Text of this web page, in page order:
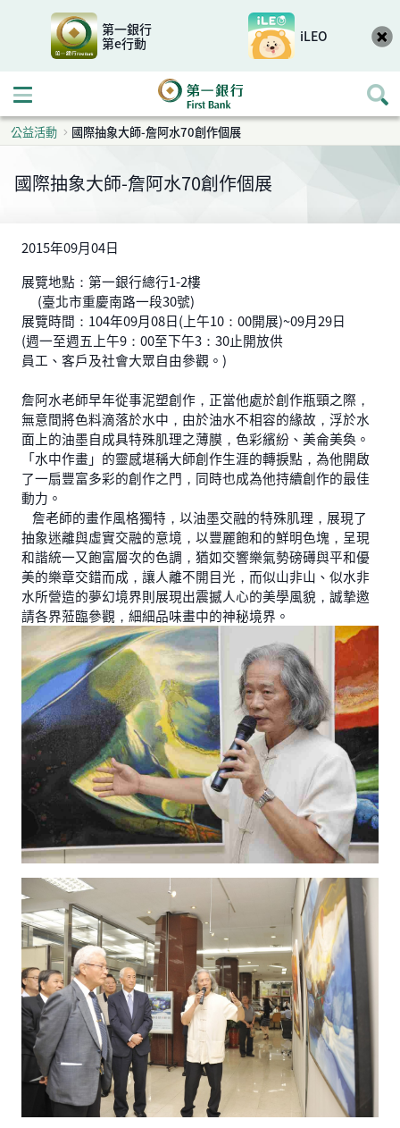
第一銀行
第e行動
iLEO
開啟行動選單
公益活動 國際抽象大師-詹阿水70創作個展
國際抽象大師-詹阿水70創作個展
2015年09月04日
展覽地點：第一銀行總行1-2樓
(臺北市重慶南路一段30號)
展覽時間：104年09月08日(上午10：00開展)~09月29日
(週一至週五上午9：00至下午3：30止開放供
員工、客戶及社會大眾自由參觀。)
詹阿水老師早年從事泥塑創作，正當他處於創作瓶頸之際，
無意間將色料滴落於水中，由於油水不相容的緣故，浮於水
面上的油墨自成具特殊肌理之薄膜，色彩繽紛、美侖美奐。
「水中作畫」的靈感堪稱大師創作生涯的轉捩點，為他開啟
了一扇豐富多彩的創作之門，同時也成為他持續創作的最佳
動力。
詹老師的畫作風格獨特，以油墨交融的特殊肌理，展現了
抽象迷離與虛實交融的意境，以豐麗飽和的鮮明色塊，呈現
和諧統一又飽富層次的色調，猶如交響樂氣勢磅礡與平和優
美的樂章交錯而成，讓人離不開目光，而似山非山、似水非
水所營造的夢幻境界則展現出震撼人心的美學風貌，誠摯邀
請各界蒞臨參觀，細細品味畫中的神秘境界。